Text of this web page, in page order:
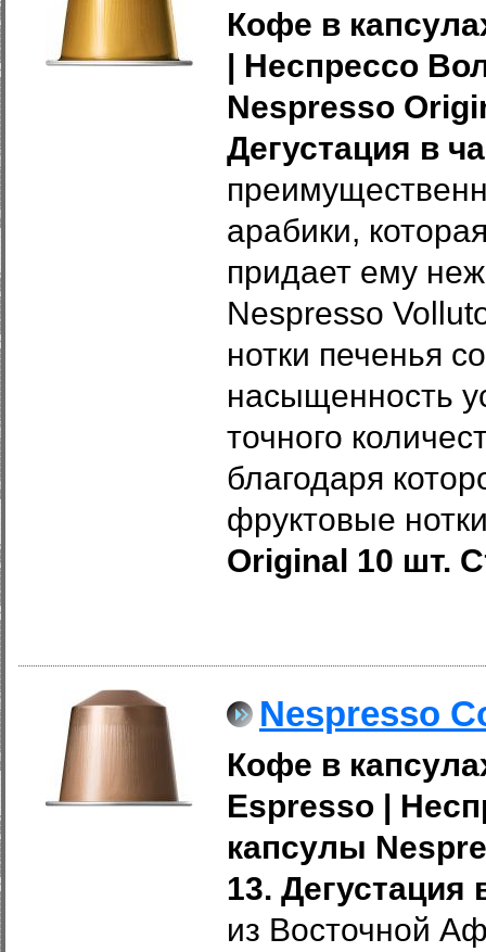
Кофе в
Неспрессо
Nespresso
Дегустация в
арабики,
придает ему
Nespresso
нотки печенья
насыщенность
точного
благодаря
фруктовые
Original 10 шт.
Nespresso
Кофе в
Espresso
капсулы
13.
из Восточной